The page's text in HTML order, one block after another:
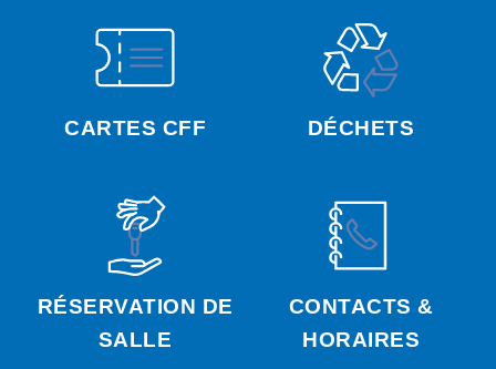
CARTES CFF DÉCHETS
RÉSERVATION DE
SALLE
CONTACTS &
HORAIRES